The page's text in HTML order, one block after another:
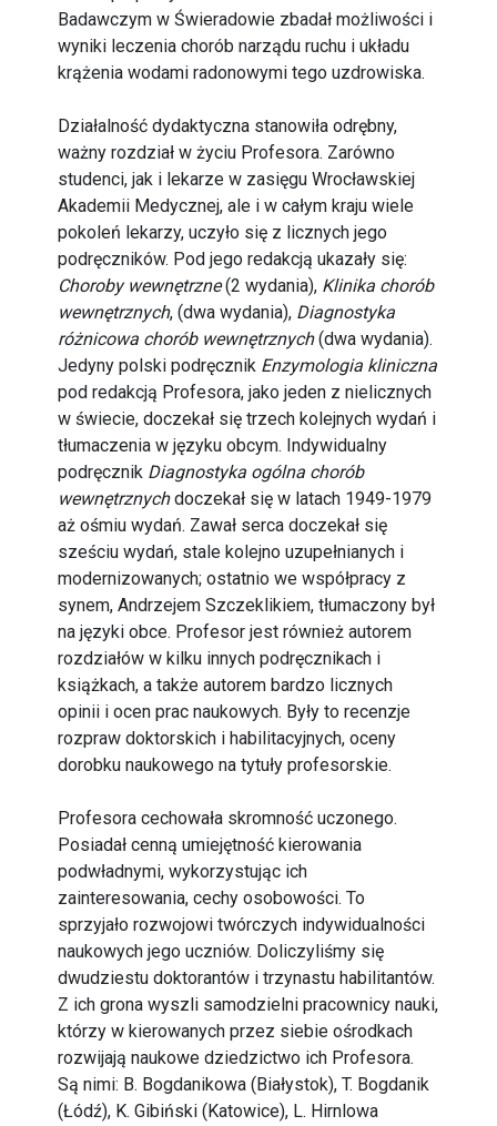
Badawczym w Świeradowie zbadał możliwości i
wyniki leczenia chorób narządu ruchu i układu
krążenia wodami radonowymi tego uzdrowiska.
Działalność dydaktyczna stanowiła odrębny,
ważny rozdział w życiu Profesora. Zarówno
studenci, jak i lekarze w zasięgu Wrocławskiej
Akademii Medycznej, ale i w całym kraju wiele
pokoleń lekarzy, uczyło się z licznych jego
podręczników. Pod jego redakcją ukazały się:
Choroby wewnętrzne(2 wydania), Klinika chorób
wewnętrznych, (dwa wydania), Diagnostyka
różnicowa chorób wewnętrznych(dwa wydania).
Jedyny polski podręcznik Enzymologia kliniczna
pod redakcją Profesora, jako jeden z nielicznych
w świecie, doczekał się trzech kolejnych wydań i
tłumaczenia w języku obcym. Indywidualny
podręcznik Diagnostyka ogólna chorób
wewnętrznychdoczekał się w latach 1949-1979
aż ośmiu wydań. Zawał serca doczekał się
sześciu wydań, stale kolejno uzupełnianych i
modernizowanych; ostatnio we współpracy z
synem, Andrzejem Szczeklikiem, tłumaczony był
na języki obce. Profesor jest również autorem
rozdziałów w kilku innych podręcznikach i
książkach, a także autorem bardzo licznych
opinii i ocen prac naukowych. Były to recenzje
rozpraw doktorskich i habilitacyjnych, oceny
dorobku naukowego na tytuły profesorskie.
Profesora cechowała skromność uczonego.
Posiadał cenną umiejętność kierowania
podwładnymi, wykorzystując ich
zainteresowania, cechy osobowości. To
sprzyjało rozwojowi twórczych indywidualności
naukowych jego uczniów. Doliczyliśmy się
dwudziestu doktorantów i trzynastu habilitantów.
Z ich grona wyszli samodzielni pracownicy nauki,
którzy w kierowanych przez siebie ośrodkach
rozwijają naukowe dziedzictwo ich Profesora.
Są nimi: B. Bogdanikowa (Białystok), T. Bogdanik
(Łódź), K. Gibiński (Katowice), L. Hirnlowa